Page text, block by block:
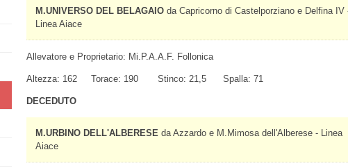
M.UNIVERSO DEL BELAGAIOda Capricorno di Castelporziano e Delfina IV
Linea Aiace
Allevatore e Proprietario: Mi.P.A.A.F. Follonica
Altezza: 162 Torace: 190 Stinco: 21,5 Spalla: 71
DECEDUTO
M.URBINO DELL'ALBERESE da Azzardo e M.Mimosa dell'Alberese - Linea
Aiace